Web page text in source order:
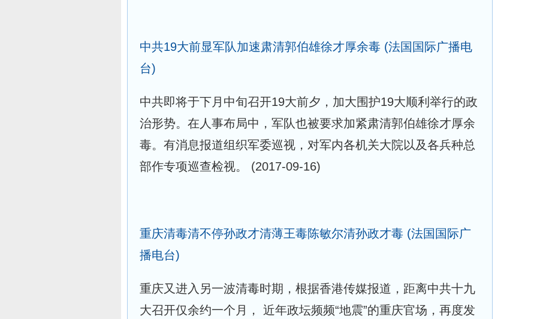
中共19大前显军队加速肃清郭伯雄徐才厚余毒 (法国国际广播电
台)
中共即将于下月中旬召开19大前夕，加大围护19大顺利举行的政
治形势。在人事布局中，军队也被要求加紧肃清郭伯雄徐才厚余
毒。有消息报道组织军委巡视，对军内各机关大院以及各兵种总
部作专项巡查检视。 (2017-09-16)
重庆清毒清不停孙政才清薄王毒陈敏尔清孙政才毒 (法国国际广
播电台)
重庆又进入另一波清毒时期，根据香港传媒报道，距离中共十九
大召开仅余约一个月， 近年政坛频频“地震”的重庆官场，再度发